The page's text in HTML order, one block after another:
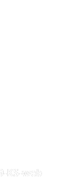
KS-web